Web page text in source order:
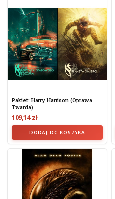
Pakiet: Harry Harrison (oprawa
Twarda)
109,14 zł
DODAJ DO KOSZYKA